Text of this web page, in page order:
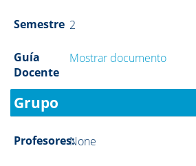
Semestre 2
Guía
Docente
Mostrar documento
Grupo
Profesores:None